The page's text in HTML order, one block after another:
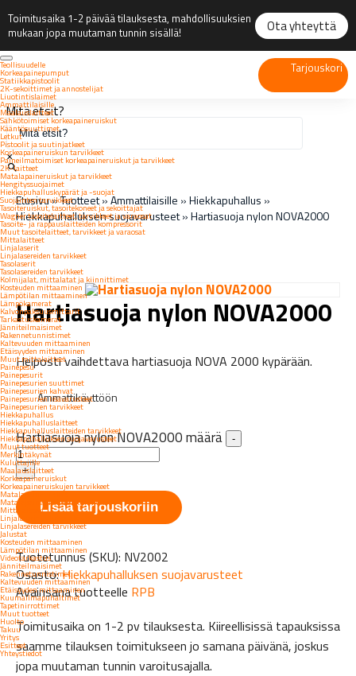
Toimitusaika 1-2 päivää tilauksesta, mahdollisuuksien
mukaan jopa muutaman tunnin sisällä!
Ota yhteyttä
Teollisuudelle
Korkeapainepumput
Statiikkapistoolit
2K-sekoittimet ja annostelijat
Liuotintislaimet
Ammattilaisille
Maalauslaitteet
Sähkötoimiset korkeapaineruiskut
Kääntösuuttimet
Letkut
Pistoolit ja suutinjatkeet
Korkeapaineruiskun tarvikkeet
Paineilmatoimiset korkeapaineruiskut ja tarvikkeet
2K-laitteet
Matalapaineruiskut ja tarvikkeet
Hengityssuojaimet
Hiekkapuhalluskypärät ja -suojat
Suojainten tarvikkeet
Tasoiteruiskut, tasoitekoneet ja sekoittajat
Wagner tasoitelaitteet, tarvikkeet ja varaosat
Tasoite- ja rappauslaitteiden kompressorit
Muut tasoitelaitteet, tarvikkeet ja varaosat
Mittalaitteet
Linjalaserit
Linjalasereiden tarvikkeet
Tasolaserit
Tasolasereiden tarvikkeet
Kolmijalat, mittalatat ja kiinnittimet
Kosteuden mittaaminen
Lämpötilan mittaaminen
Lämpökamerat
Kalvonpaksuusmittarit
Tarkastuskamerat
Jänniteilmaisimet
Rakennetunnistimet
Kaltevuuden mittaaminen
Etäisyyden mittaaminen
Muut mittalaitteet
Painepesu
Painepesurit
Painepesurien suuttimet
Painepesurien kahvat
Painepesurien lisävarusteet
Painepesurien tarvikkeet
Hiekkapuhallus
Hiekkapuhalluslaitteet
Hiekkapuhalluslaitteiden tarvikkeet
Hiekkapuhalluksen suojavarusteet
Muut tuotteet
Merkintäkynät
Kuluttajille
Maalauslaitteet
Korkeapaineruiskut
Korkeapaineruiskujen tarvikkeet
Matalapaineruiskut
Matalapaineruiskujen tarvikkeet
Mittalaitteet
Linjalaserit kuluttajakäyttöön
Linjalasereiden tarvikkeet
Jalustat
Kosteuden mittaaminen
Lämpötilan mittaaminen
Videotarkastus
Jänniteilmaisimet
Rakennetunnistimet
Kaltevuuden mittaaminen
Etäisyyden mittaaminen
Kuumailmapuhaltimet
Tapetinirrottimet
Muut tuotteet
Huolto
Takuu
Yritys
Esitteet
Yhteystiedot
Tarjouskori
Mitä etsit?
×
Etusivu»Tuotteet»Ammattilaisille »Hiekkapuhallus »
Hiekkapuhalluksen suojavarusteet»Hartiasuoja nylon NOVA2000
Hartiasuoja nylon NOVA2000
Helposti vaihdettava hartiasuoja NOVA 2000 kypärään.
Ammattikäyttöön
Hartiasuoja nylon NOVA2000 määrä -
+
Lisää tarjouskoriin
Tuotetunnus (SKU): NV2002
Osasto:Hiekkapuhalluksen suojavarusteet
Avainsana tuotteelle RPB
Toimitusaika on 1-2 pv tilauksesta. Kiireellisissä tapauksissa
saamme tilauksen toimitukseen jo samana päivänä, joskus
jopa muutaman tunnin varoitusajalla.